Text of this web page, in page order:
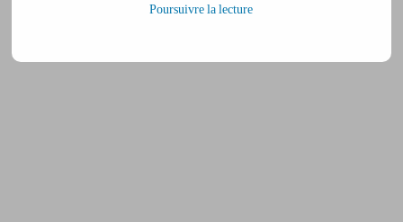
Poursuivre la lecture